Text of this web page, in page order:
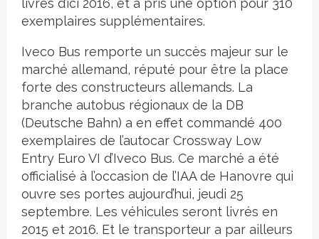
livrés d’ici 2016, et a pris une option pour 310
exemplaires supplémentaires.
Iveco Bus remporte un succès majeur sur le
marché allemand, réputé pour être la place
forte des constructeurs allemands. La
branche autobus régionaux de la DB
(Deutsche Bahn) a en effet commandé 400
exemplaires de l’autocar Crossway Low
Entry Euro VI d’Iveco Bus. Ce marché a été
officialisé à l’occasion de l’IAA de Hanovre qui
ouvre ses portes aujourd’hui, jeudi 25
septembre. Les véhicules seront livrés en
2015 et 2016. Et le transporteur a par ailleurs